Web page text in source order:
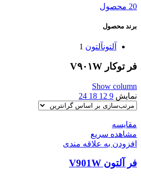
20 محصول
برند محصول
آلتونآلتون 1
فر توکار V۹۰۱W
Show column
نمایش 9
12
18
24
مقایسه
مشاهده سریع
افزودن به علاقه مندی
فر آلتون V901W